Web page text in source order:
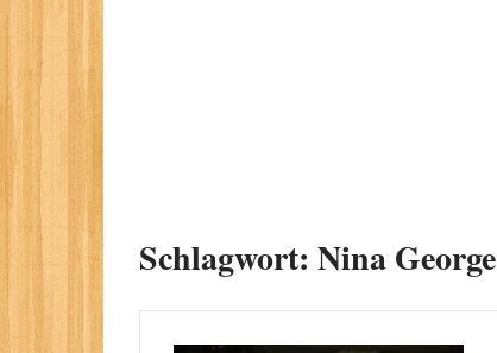
Schlagwort: Nina George